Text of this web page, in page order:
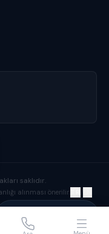
saklıdır.
alınması önerilir. /EN
Danışmanınız çevrimiçi